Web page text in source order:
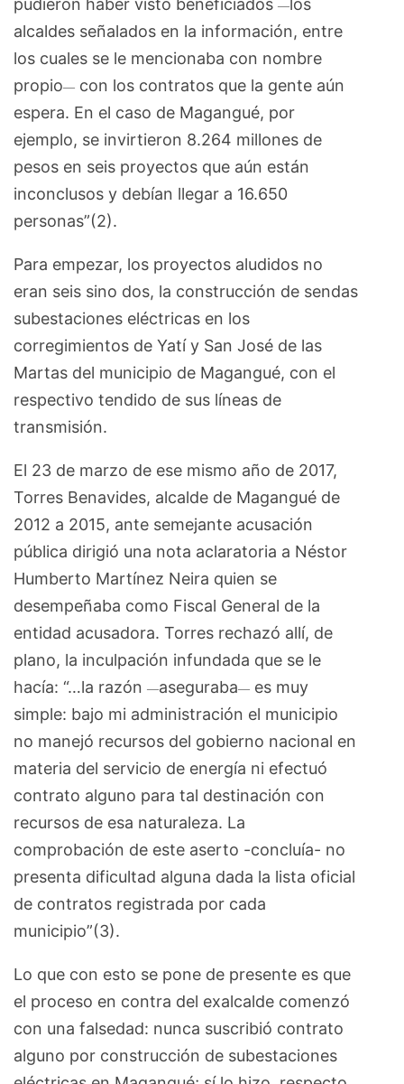
pudieron haber visto beneficiados —los
alcaldes señalados en la información, entre
los cuales se le mencionaba con nombre
propio— con los contratos que la gente aún
espera. En el caso de Magangué, por
ejemplo, se invirtieron 8.264 millones de
pesos en seis proyectos que aún están
inconclusos y debían llegar a 16.650
personas”(2).
Para empezar, los proyectos aludidos no
eran seis sino dos, la construcción de sendas
subestaciones eléctricas en los
corregimientos de Yatí y San José de las
Martas del municipio de Magangué, con el
respectivo tendido de sus líneas de
transmisión.
El 23 de marzo de ese mismo año de 2017,
Torres Benavides, alcalde de Magangué de
2012 a 2015, ante semejante acusación
pública dirigió una nota aclaratoria a Néstor
Humberto Martínez Neira quien se
desempeñaba como Fiscal General de la
entidad acusadora. Torres rechazó allí, de
plano, la inculpación infundada que se le
hacía: “…la razón —aseguraba— es muy
simple: bajo mi administración el municipio
no manejó recursos del gobierno nacional en
materia del servicio de energía ni efectuó
contrato alguno para tal destinación con
recursos de esa naturaleza. La
comprobación de este aserto -concluía- no
presenta dificultad alguna dada la lista oficial
de contratos registrada por cada
municipio”(3).
Lo que con esto se pone de presente es que
el proceso en contra del exalcalde comenzó
con una falsedad: nunca suscribió contrato
alguno por construcción de subestaciones